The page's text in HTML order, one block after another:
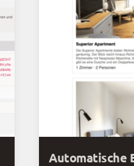
Automatische